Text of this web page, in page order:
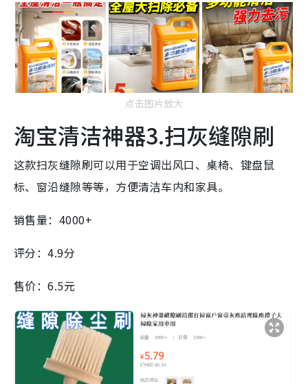
点击图片放大
淘宝清洁神器3.扫灰缝隙刷
这款扫灰缝隙刷可以用于空调出风口、桌椅、键盘鼠
标、窗沿缝隙等等，方便清洁车内和家具。
销售量：4000+
评分：4.9分
售价：6.5元